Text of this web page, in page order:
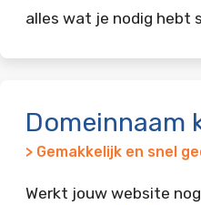
alles wat je nodig hebt
Domeinnaam
> Gemakkelijk en snel
Werkt jouw website